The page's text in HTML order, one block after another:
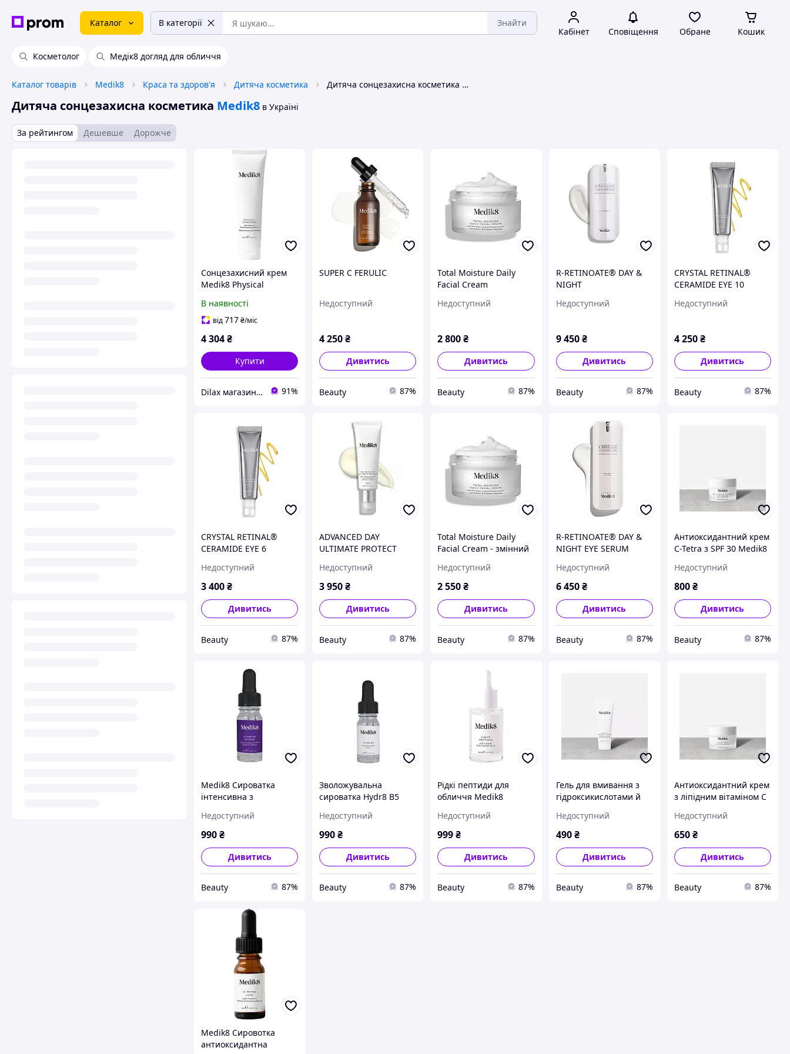
Каталог В категорії Знайти
Кабінет Сповіщення Обране Кошик
Косметолог Медік8 догляд для обличчя
Каталог товарів Medik8 Краса та здоров'я Дитяча косметика Дитяча сонцезахисна косметика Medik8
Дитяча сонцезахисна косметика Medik8 в Україні
За рейтингом Дешевше Дорожче
Сонцезахисний крем
Medik8 Physical
(1056129-2)
В наявності
від717₴/міс
4 304₴
Купити
Dilax магазин брендових дитячих іграшок та товарів для батьків. 91%
SUPER C FERULIC
Недоступний
4 250₴
Дивитись
Beauty 87%
Total Moisture Daily
Facial Cream
Недоступний
2 800₴
Дивитись
Beauty 87%
R-RETINOATE® DAY &
NIGHT
Недоступний
9 450 ₴
Дивитись
Beauty 87%
CRYSTAL RETINAL®
CERAMIDE EYE 10
Недоступний
4 250₴
Дивитись
Beauty 87%
CRYSTAL RETINAL®
CERAMIDE EYE 6
Недоступний
3 400₴
Дивитись
Beauty 87%
ADVANCED DAY
ULTIMATE PROTECT
Недоступний
3 950₴
Дивитись
Beauty 87%
Total Moisture Daily
Facial Cream - змінний
Недоступний
2 550₴
Дивитись
Beauty 87%
R-RETINOATE® DAY &
NIGHT EYE SERUM
Недоступний
6 450 ₴
Дивитись
Beauty 87%
Антиоксидантний крем
C-Tetra з SPF 30 Medik8
C 12,5mL
Недоступний
800₴
Дивитись
Beauty 87%
Medik8 Сироватка
інтенсивна з
і пантенолом Intense
Hydr8 В5, 8 мл
Недоступний
990₴
Дивитись
Beauty 87%
Зволожувальна
сироватка Hydr8 B5
Serum Medik8, 8 мл
Недоступний
990₴
Дивитись
Beauty 87%
Рідкі пептиди для
обличчя Medik8
Недоступний
999₴
Дивитись
Beauty 87%
Гель для вмивання з
гідроксикислотами й
Medik8 Surface
Radiance Cleanse 40mL
Недоступний
490 ₴
Дивитись
Beauty 87%
Антиоксидантний крем
з ліпідним вітаміном С
12,5mL
Недоступний
650₴
Дивитись
Beauty 87%
Medik8 Сировотка
антиоксидантна